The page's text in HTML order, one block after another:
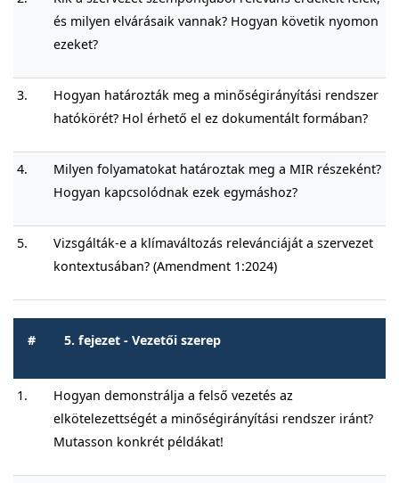
és milyen elvárásaik vannak? Hogyan követik nyomon
ezeket?
3.
Hogyan határozták meg a minőségirányítási rendszer
hatókörét? Hol érhető el ez dokumentált formában?
4.
Milyen folyamatokat határoztak meg a MIR részeként?
Hogyan kapcsolódnak ezek egymáshoz?
5.
Vizsgálták-e a klímaváltozás relevánciáját a szervezet
kontextusában? (Amendment 1:2024)
# 5. fejezet - Vezetői szerep
1.
Hogyan demonstrálja a felső vezetés az
elkötelezettségét a minőségirányítási rendszer iránt?
Mutasson konkrét példákat!